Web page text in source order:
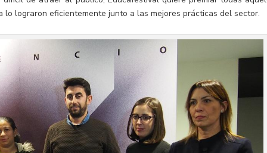
lograron eficientemente junto a las mejores prácticas del sector.